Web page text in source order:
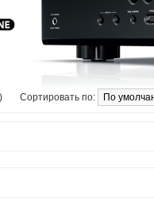
Сортировать по: